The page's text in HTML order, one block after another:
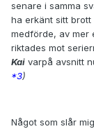
senare i samma
ha erkänt sitt
medförde, av mer
riktades mot
Kai varpå avsnitt
*3)
Något som slår